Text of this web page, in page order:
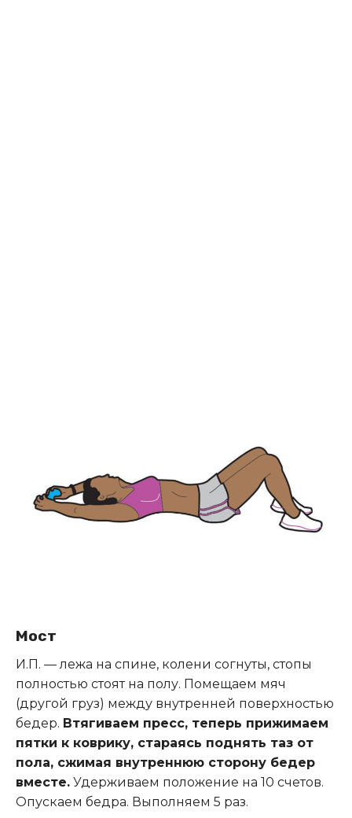
Мост
И.П. — лежа на спине, колени согнуты, стопы
полностью стоят на полу. Помещаем мяч
(другой груз) между внутренней поверхностью
бедер. Втягиваем пресс, теперь прижимаем
пятки к коврику, стараясь поднять таз от
пола, сжимая внутреннюю сторону бедер
вместе. Удерживаем положение на 10 счетов.
Опускаем бедра. Выполняем 5 раз.